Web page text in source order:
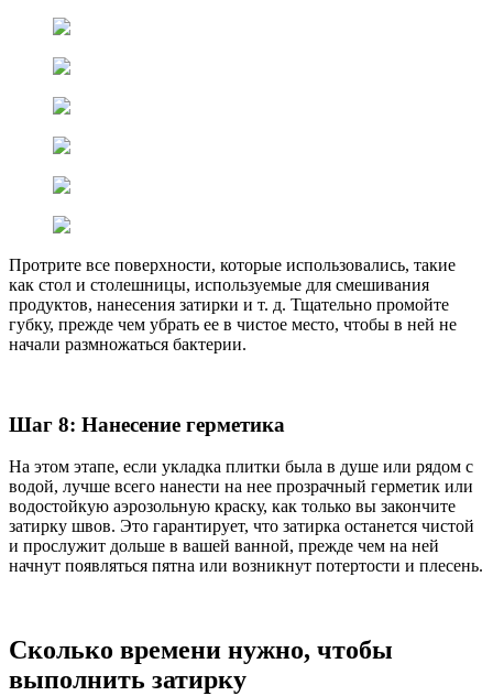
Протрите все поверхности, которые использовались, такие
как стол и столешницы, используемые для смешивания
продуктов, нанесения затирки и т. д. Тщательно промойте
губку, прежде чем убрать ее в чистое место, чтобы в ней не
начали размножаться бактерии.
Шаг 8: Нанесение герметика
На этом этапе, если укладка плитки была в душе или рядом с
водой, лучше всего нанести на нее прозрачный герметик или
водостойкую аэрозольную краску, как только вы закончите
затирку швов. Это гарантирует, что затирка останется чистой
и прослужит дольше в вашей ванной, прежде чем на ней
начнут появляться пятна или возникнут потертости и плесень.
Сколько времени нужно, чтобы
выполнить затирку